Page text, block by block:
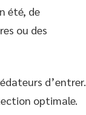
été, de
ou des
d’entrer.
optimale.